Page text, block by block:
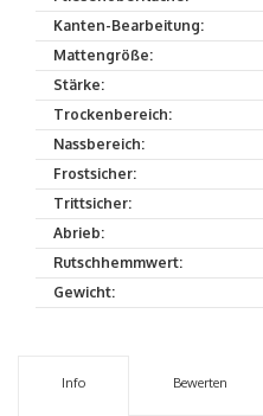
Kanten-Bearbeitung:
Mattengröße:
Stärke:
Trockenbereich:
Nassbereich:
Frostsicher:
Trittsicher:
Abrieb:
Rutschhemmwert:
Gewicht:
Info Bewerten